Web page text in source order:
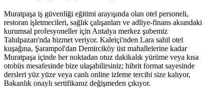
Muratpaşa iş güvenliği eğitimi arayışında olan otel personeli,
restoran işletmecileri, sağlık çalışanları ve adliye-finans aksındaki
kurumsal profesyoneller için Antalya merkez şubemiz
Tahılpazarı'nda hizmet veriyor. Kaleiçi'nden Lara sahil otel
kuşağına, Şarampol'dan Demirciköy üst mahallelerine kadar
Muratpaşa içinde her noktadan otuz dakikalık yürüme veya kısa
otobüs mesafesinde bize ulaşabilirsiniz; hibrit format sayesinde
dersleri yüz yüze veya canlı online izleme tercihi size kalıyor,
Bakanlık onaylı sertifikanız değişmeden çıkıyor.